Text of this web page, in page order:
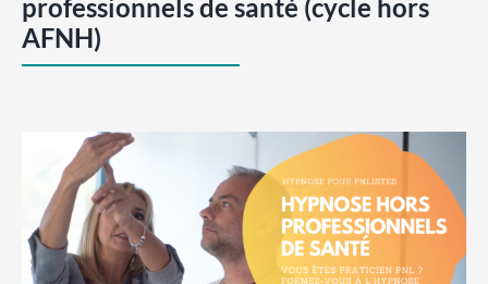
professionnels de santé (cycle hors
AFNH)